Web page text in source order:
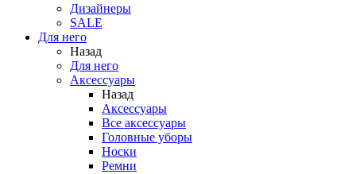
Дизайнеры
SALE
Для него
Назад
Для него
Аксессуары
Назад
Аксессуары
Все аксессуары
Головные уборы
Носки
Ремни